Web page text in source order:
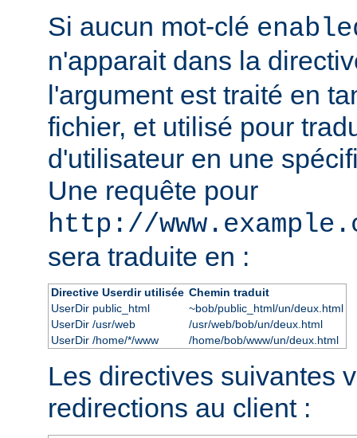
Si aucun mot-clé
n'apparait dans la
l'argument est traité en
fichier, et utilisé pour
d'utilisateur en une
Une requête pour
http://
sera traduite en :
Directive Userdir utilisée Chemin traduit
UserDir public_html
~bob/public_html/un/deux.html
UserDir /usr/web
/usr/web/bob/un/deux.html
UserDir /home/*/www
/home/bob/www/un/deux.html
Les directives suivantes
redirections au client :